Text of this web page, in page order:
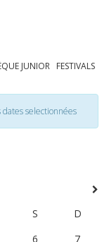
JUNIOR FESTIVALS
selectionnées
S
D
6
7